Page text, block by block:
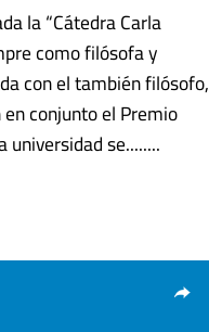
la “Cátedra Carla
como filósofa y
con el también filósofo,
conjunto el Premio
se........